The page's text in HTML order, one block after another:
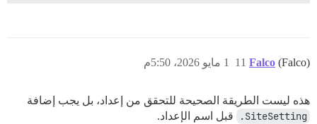
Falco (Falco) 1 مايو 2026، 5:50م 11
هذه ليست الطريقة الصحيحة للتحقق من إعداد، بل يجب إضافة
SiteSetting. قبل اسم الإعداد.